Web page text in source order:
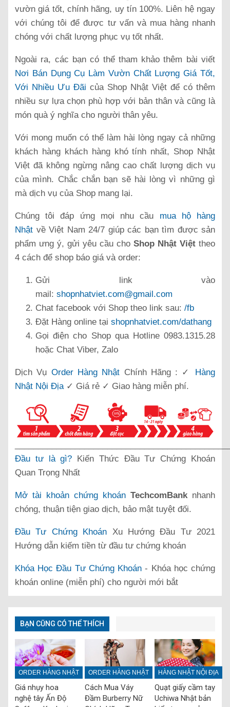
vườn giá tốt, chính hãng, uy tín 100%. Liên hệ ngay
với chúng tôi để được tư vấn và mua hàng nhanh
chóng với chất lượng phục vụ tốt nhất.
Ngoài ra, các bạn có thể tham khảo thêm bài viết
Nơi Bán Dụng Cụ Làm Vườn Chất Lượng Giá Tốt,
Với Nhiều Ưu Đãi của Shop Nhật Việt để có thêm
nhiều sự lựa chọn phù hợp với bản thân và cũng là
món quà ý nghĩa cho người thân yêu.
Với mong muốn có thể làm hài lòng ngay cả những
khách hàng khách hàng khó tính nhất, Shop Nhật
Việt đã không ngừng nâng cao chất lượng dịch vụ
của mình. Chắc chắn bạn sẽ hài lòng vì những gì
mà dịch vụ của Shop mang lại.
Chúng tôi đáp ứng mọi nhu cầu mua hộ hàng
Nhật về Việt Nam 24/7 giúp các bạn tìm được sản
phẩm ưng ý, gửi yêu cầu cho Shop Nhật Việt theo
4 cách để shop báo giá và order:
Gửi link vào
mail: shopnhatviet.com@gmail.com
Chat facebook với Shop theo link sau: /fb
Đặt Hàng online tại shopnhatviet.com/dathang
Gọi điện cho Shop qua Hotline 0983.1315.28
hoặc Chat Viber, Zalo
Dịch Vụ Order Hàng Nhật Chính Hãng : ✓ Hàng
Nhật Nội Địa✓ Giá rẻ ✓ Giao hàng miễn phí.
Đầu tư là gì? Kiến Thức Đầu Tư Chứng Khoán
Quan Trọng Nhất
Mở tài khoản chứng khoán TechcomBank nhanh
chóng, thuận tiện giao dịch, bảo mật tuyệt đối.
Đầu Tư Chứng Khoán Xu Hướng Đầu Tư 2021
Hướng dẫn kiếm tiền từ đầu tư chứng khoán
Khóa Học Đầu Tư Chứng Khoán - Khóa học chứng
khoán online (miễn phí) cho người mới bắt
BẠN CŨNG CÓ THỂ THÍCH
ORDER HÀNG NHẬT
Giá nhụy hoa
nghệ tây Ấn Độ
ORDER HÀNG NHẬT
Cách Mua Váy
Đầm Burberry Nữ
HÀNG NHẬT NỘI ĐỊA
Quạt giấy cầm tay
Uchiwa Nhật bản